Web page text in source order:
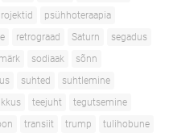
psühhoteraapia
retrograad Saturn
segadus
sodiaak
sõnn
suhted
suhtlemine
teejuht
tegutsemine
transiit trump
tulihobune